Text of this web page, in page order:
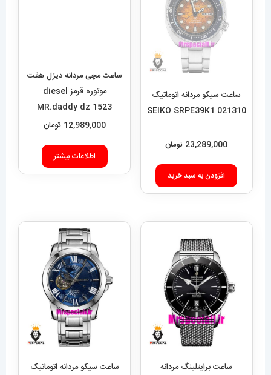
ساعت سیکو مردانه اتوماتیک
021310 SEIKO SRPE39K1
23,289,000 تومان
افزودن به سبد خرید
ساعت مچی مردانه دیزل هفت
موتوره قرمز diesel
MR.daddy dz 1523
12,989,000 تومان
اطلاعات بیشتر
ساعت برایتلینگ مردانه
ساعت سیکو مردانه اتوماتیک